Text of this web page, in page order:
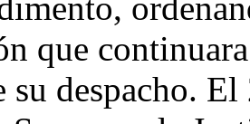
que
su despacho.